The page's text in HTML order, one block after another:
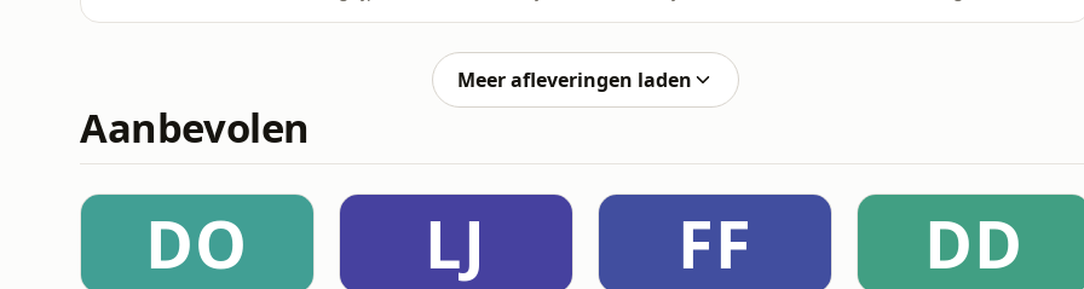
Meer afleveringen laden
Aanbevolen
DO LJ FF DD